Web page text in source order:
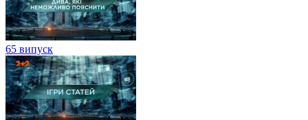
65 випуск